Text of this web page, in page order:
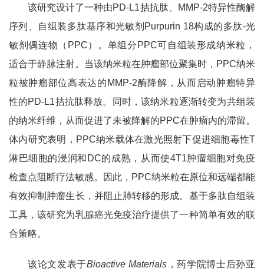
该研究设计了一种由PD-L1拮抗肽、 MMP-2特异性酶解
序列、自组装多肽基序和光敏剂 Purpurin 18构成的多肽-光
敏剂偶连物（ PPC）。单组分 PPC可自组装形成纳米粒，
适合于静脉注射。当该纳米粒在肿瘤部位聚集时， PPC纳米
粒被肿瘤部位高表达的 MMP-2酶降解，从而启动肿瘤特异
性的PD-L1拮抗肽释放。同时，该纳米粒逐渐转变为共组装
的纳米纤维，从而促进了未被降解的PPC在肿瘤内的滞留。
体内研究表明， PPC纳米载体在激光照射下促进细胞毒性T
淋巴细胞的浸润和 DC的成熟，从而使4T1肿瘤细胞对免疫
检查点阻断疗法敏感。因此， PPC纳米粒在原位和远端都能
有效抑制肿瘤生长，并阻止肺转移的形成。基于多肽自组装
工具，该研究为乳腺癌光免疫治疗提供了一种简单有效的联
合策略。
该论文发表于Bioactive Materials，药学院博士后孙亚